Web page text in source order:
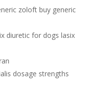
zoloft buy generic
diuretic for dogs lasix
dosage strengths